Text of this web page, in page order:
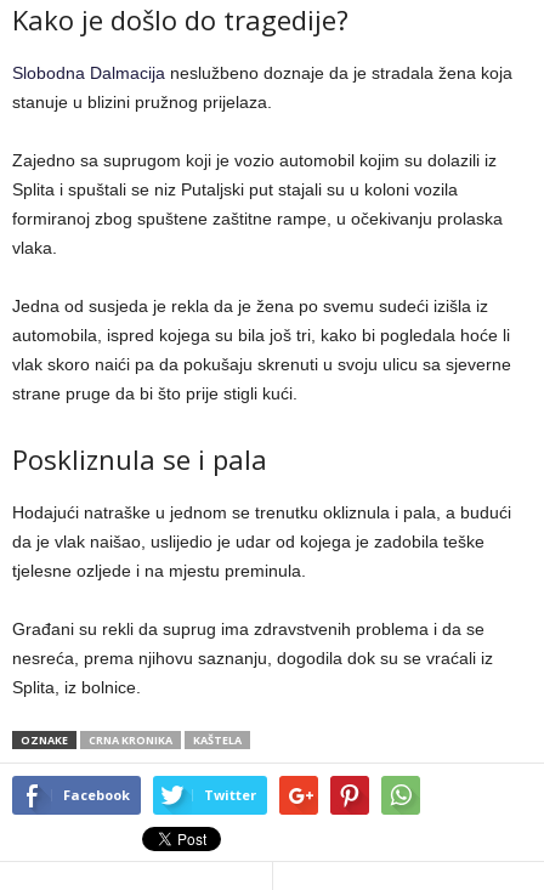
Kako je došlo do tragedije?
Slobodna Dalmacija neslužbeno doznaje da je stradala žena koja
stanuje u blizini pružnog prijelaza.
Zajedno sa suprugom koji je vozio automobil kojim su dolazili iz
Splita i spuštali se niz Putaljski put stajali su u koloni vozila
formiranoj zbog spuštene zaštitne rampe, u očekivanju prolaska
vlaka.
Jedna od susjeda je rekla da je žena po svemu sudeći izišla iz
automobila, ispred kojega su bila još tri, kako bi pogledala hoće li
vlak skoro naići pa da pokušaju skrenuti u svoju ulicu sa sjeverne
strane pruge da bi što prije stigli kući.
Poskliznula se i pala
Hodajući natraške u jednom se trenutku okliznula i pala, a budući
da je vlak naišao, uslijedio je udar od kojega je zadobila teške
tjelesne ozljede i na mjestu preminula.
Građani su rekli da suprug ima zdravstvenih problema i da se
nesreća, prema njihovu saznanju, dogodila dok su se vraćali iz
Splita, iz bolnice.
OZNAKE CRNA KRONIKA KAŠTELA
Facebook Twitter